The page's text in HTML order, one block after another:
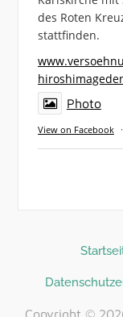
des Roten
stattfinden.
Photo
View on Facebook ·
Copyright ©